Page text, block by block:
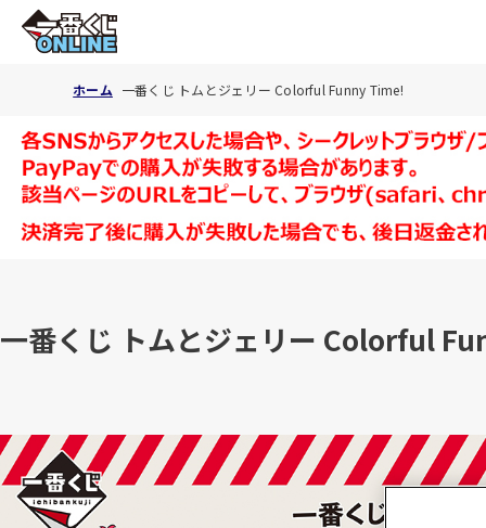
ホーム 一番くじ トムとジェリー Colorful Funny Time!
一番くじ トムとジェリー Colorful